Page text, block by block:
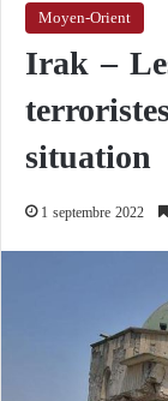
Moyen-Orient
Irak –
situation
1 septembre 2022